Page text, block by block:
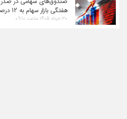
هفتگی بازار سهام به ۱۲ درصد رسید
۳۰ خرداد ۱۴۰۵ ساعت ۰۹:۱۰